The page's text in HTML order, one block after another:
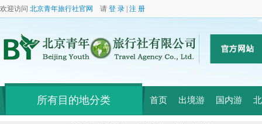
欢迎访问 北京青年旅行社官网 请 登 录 注 册
所有目的地分类 首页 出境游 国内游